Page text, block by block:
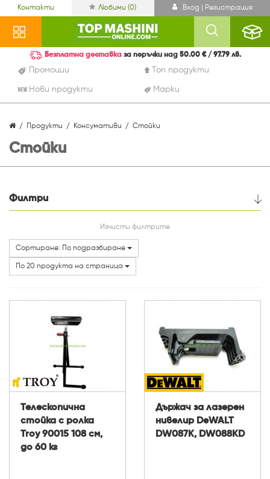
Контакти Любими (0) Вход | Регистрация
Промоции Топ продукти
Нови продукти Марки
Безплатна доставка за поръчки над 50.00 € / 97.79 лв.
Продукти Консумативи Стойки
Стойки
Филтри
Марки
Изчисти филтрите
Сортиране: По подразбиране
По 20 продукта на страница
Телескопична
стойка с ролка
Troy 90015 108 см,
до 60 кг
Държач за лазерен
нивелир DeWALT
DW087K, DW088KD